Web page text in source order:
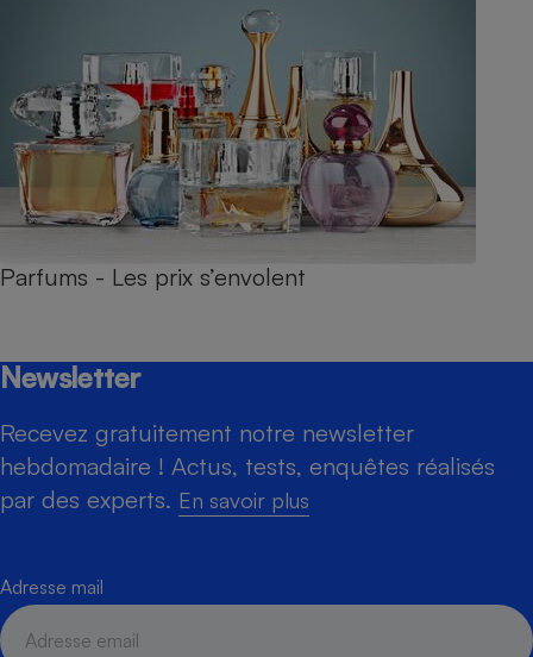
Parfums - Les prix s’envolent
Newsletter
Recevez gratuitement notre newsletter
hebdomadaire ! Actus, tests, enquêtes réalisés
par des experts. En savoir plus
Adresse mail